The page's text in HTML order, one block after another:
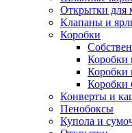
Открытки для
Клапаны и
Коробки
Коробки
Коробки
Коробки
Конверты и
Пенобоксы
Купола и